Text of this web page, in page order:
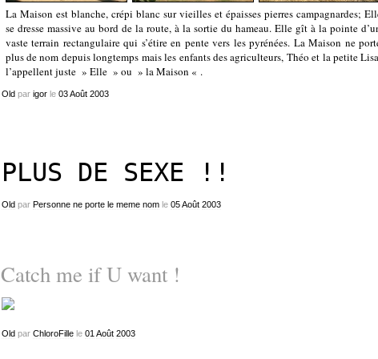
La Maison est blanche, crépi blanc sur vieilles et épaisses pierres campagnardes;
se dresse massive au bord de la route, à la sortie du hameau. Elle gît à la pointe
vaste terrain rectangulaire qui s’étire en pente vers les pyrénées. La Maison ne
plus de nom depuis longtemps mais les enfants des agriculteurs, Théo et la petite
l’appellent juste » Elle » ou » la Maison « .
Oldpar igorle 03 Août 2003
PLUS DE SEXE !!
Oldpar Personne ne porte le meme nomle 05 Août 2003
Catch me if U want !
Oldpar ChloroFillele 01 Août 2003